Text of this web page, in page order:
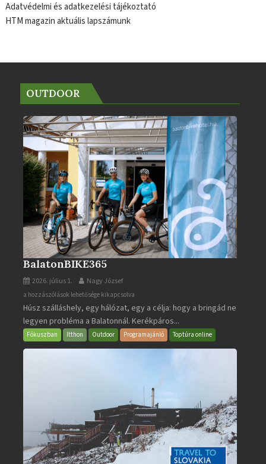
Adatvédelmi és adatkezelési tájékoztató
HTM magazin aktuális lapszámunk
OUTDOOR
BalatonBIKE365
2026. július 1. Nagy József
BalatonBIKE365
bejegyzéshez
a hozzászólások lehetősége kikapcsolva
Húsz szálláshely, egy hálózat, egy a célja: hogy a bringád ne
legyen probléma a Balatonnál. Kerékpáros...
Fókuszban Itthon Outdoor Programajánló Toptúra online